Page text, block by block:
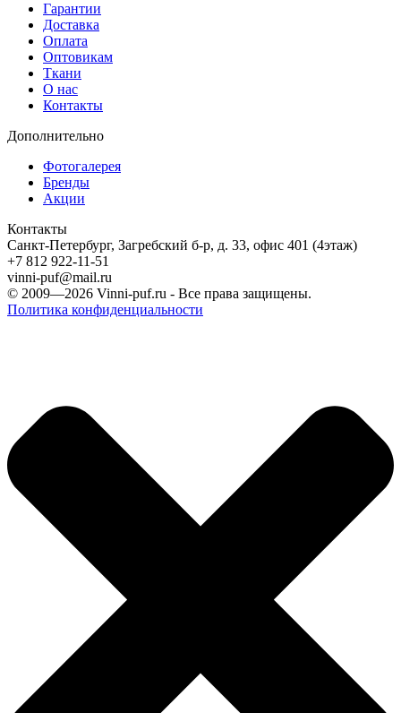
Гарантии
Доставка
Оплата
Оптовикам
Ткани
О нас
Контакты
Дополнительно
Фотогалерея
Бренды
Акции
Контакты
Санкт-Петербург, Загребский б-р, д. 33, офис 401 (4этаж)
+7 812 922-11-51
vinni-puf@mail.ru
© 2009—2026 Vinni-puf.ru - Все права защищены.
Политика конфиденциальности